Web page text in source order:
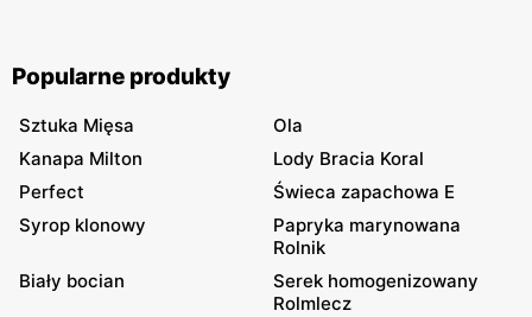
Popularne produkty
Sztuka Mięsa
Ola
Kanapa Milton
Lody Bracia Koral
Perfect
Świeca zapachowa E
Syrop klonowy
Papryka marynowana
Rolnik
Biały bocian
Serek homogenizowany
Rolmlecz